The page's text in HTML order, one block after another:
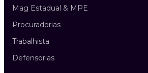
Mag Estadual & MPE
Procuradorias
Trabalhista
Defensorias